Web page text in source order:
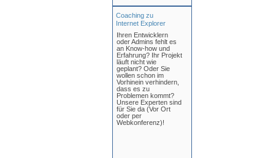
Coaching zu
Internet Explorer
Ihren Entwicklern
oder Admins fehlt es
an Know-how und
Erfahrung? Ihr Projekt
läuft nicht wie
geplant? Oder Sie
wollen schon im
Vorhinein verhindern,
dass es zu
Problemen kommt?
Unsere Experten sind
für Sie da (Vor Ort
oder per
Webkonferenz)!